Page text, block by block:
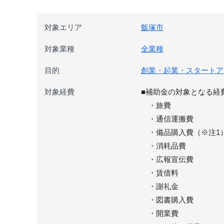
対象エリア 飯塚市
対象業種 全業種
目的 創業・起業・スタート
対象経費
■補助金の対象となる経
・旅費
・通信運搬費
・備品購入費（※注1）
・消耗品費
・広報宣伝費
・賃借料
・謝礼金
・図書購入費
・開業費